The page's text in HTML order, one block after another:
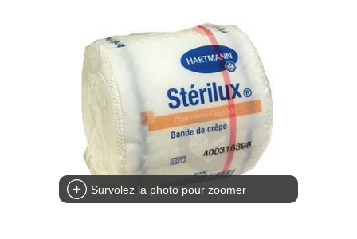
médicaux
Corps
Homme
Solaire
Visage
DE SANTÉ
Survolez la photo pour zoomer